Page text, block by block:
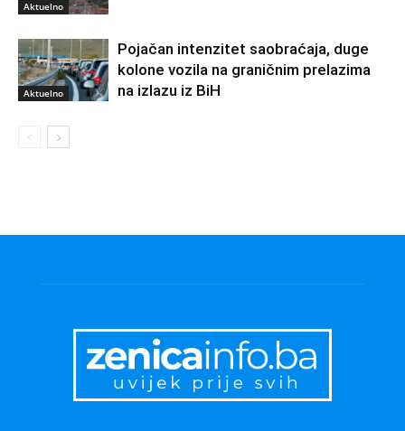
Aktuelno
Aktuelno
Pojačan intenzitet saobraćaja, duge
kolone vozila na graničnim prelazima
na izlazu iz BiH